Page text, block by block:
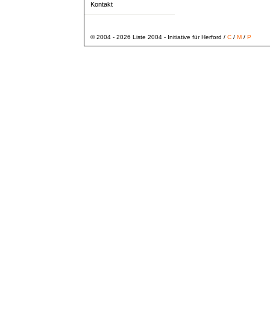
Kontakt
© 2004 - 2026 Liste 2004 - Initiative für Herford / C/ M/ P